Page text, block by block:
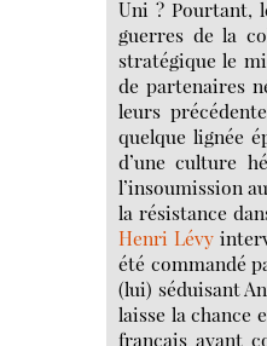
Uni ? Pourtant,
guerres de la
stratégique le
de partenaires
leurs
quelque lignée
d’une culture
l’insoumission
la résistance
Henri Lévy
été commandé
(lui) séduisant
laisse la chance
français ayant